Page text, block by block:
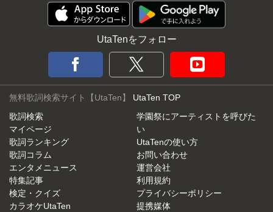
UtaTenをフォロー
無料歌詞検索サイト【UtaTen】 UtaTen TOP
歌詞検索
マイページ
歌詞ランキング
歌詞コラム
エンタメニュース
特集記事
検定・クイズ
カラオケUtaTen
学園祭にアーティストを呼びた
い
UtaTenの使い方
お問い合わせ
運営会社
利用規約
プライバシーポリシー
提携媒体